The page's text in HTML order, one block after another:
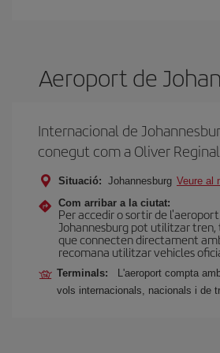
Aeroport de
Internacional de
conegut com a Oliver
Situació: Johannesburg Veure al
Com arribar a la ciutat:
Per accedir o sortir de
Johannesburg pot utilitzar tren,
que connecten directament
recomana utilitzar vehicles
Terminals:
L'aeroport compta
vols internacionals, nacionals i de